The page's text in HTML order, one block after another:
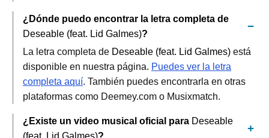
¿Dónde puedo encontrar la letra completa de
Deseable (feat. Lid Galmes)?
La letra completa de Deseable (feat. Lid Galmes) está
disponible en nuestra página. Puedes ver la letra
completa aquí. También puedes encontrarla en otras
plataformas como Deemey.com o Musixmatch.
¿Existe un video musical oficial para Deseable
(feat. Lid Galmes)?